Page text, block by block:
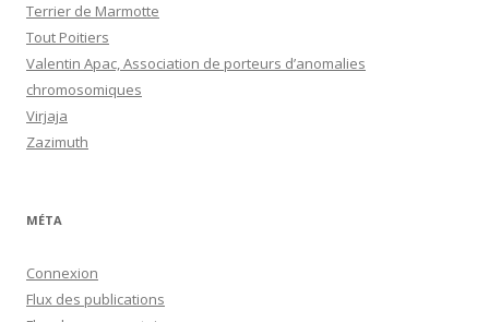
Terrier de Marmotte
Tout Poitiers
Valentin Apac, Association de porteurs d’anomalies
chromosomiques
Virjaja
Zazimuth
MÉTA
Connexion
Flux des publications